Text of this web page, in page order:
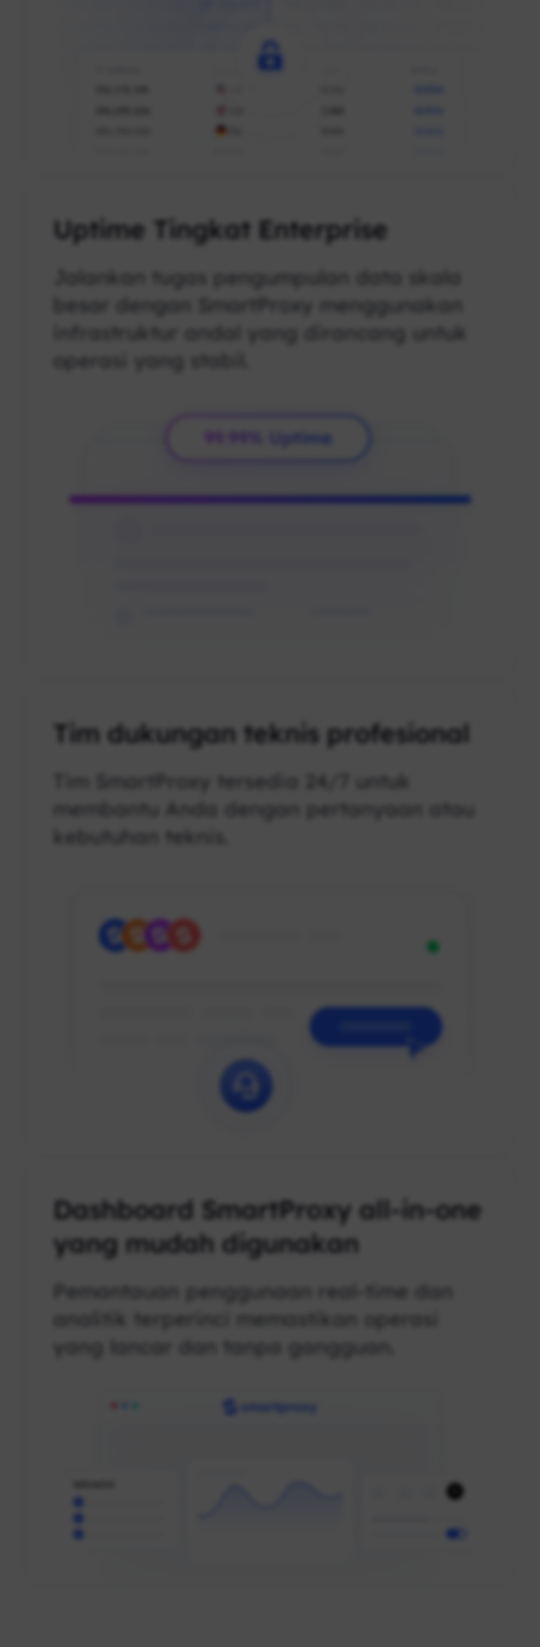
Uptime Tingkat Enterprise
Jalankan tugas pengumpulan data skala
besar dengan SmartProxy menggunakan
infrastruktur andal yang dirancang untuk
operasi yang stabil.
Tim dukungan teknis profesional
Tim SmartProxy tersedia 24/7 untuk
membantu Anda dengan pertanyaan atau
kebutuhan teknis.
Dashboard SmartProxy all-in-one
yang mudah digunakan
Pemantauan penggunaan real-time dan
analitik terperinci memastikan operasi
yang lancar dan tanpa gangguan.